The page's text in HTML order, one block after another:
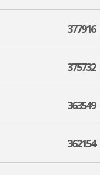
377916
375732
363549
362154